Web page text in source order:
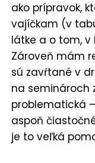
ako prípravok,
vajíčkam (v
látke a o tom,
Zároveň mám
sú zavŕtané v
na seminároch
problematická
aspoň
je to veľká